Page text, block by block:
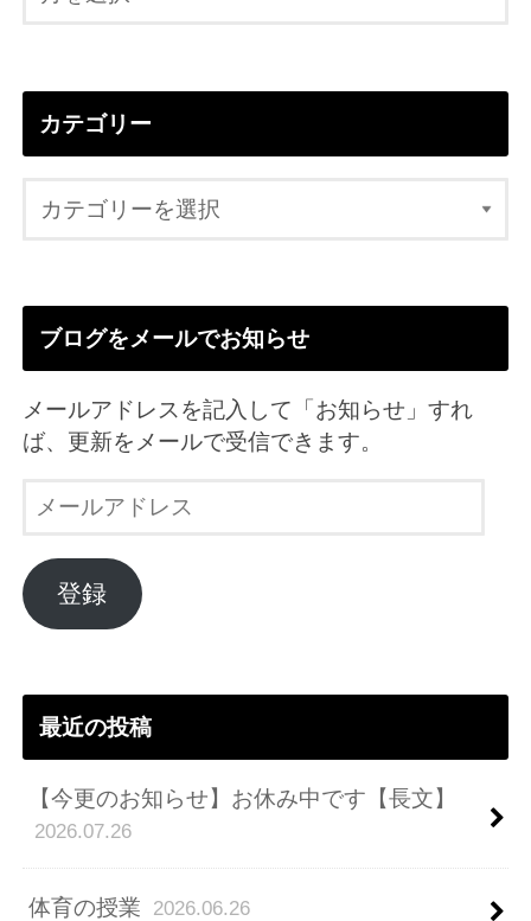
カテゴリー
ブログをメールでお知らせ
メールアドレスを記入して「お知らせ」すれ
ば、更新をメールで受信できます。
ル
ア
ド
登録
最近の投稿
【今更のお知らせ】お休み中です【長文】
2026.07.26
体育の授業 2026.06.26